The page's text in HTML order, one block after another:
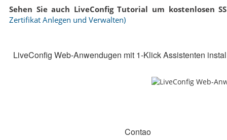
Sehen Sie auch LiveConfig Tutorial um kostenlosen
Zertifikat Anlegen und Verwalten)
LiveConfig Web-Anwendugen mit 1-Klick Assistenten
Contao